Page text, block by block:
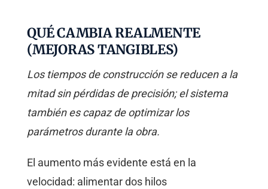
QUÉ CAMBIA REALMENTE
(MEJORAS TANGIBLES)
Los tiempos de construcción se reducen a la
mitad sin pérdidas de precisión; el sistema
también es capaz de optimizar los
parámetros durante la obra.
El aumento más evidente está en la
velocidad: alimentar dos hilos